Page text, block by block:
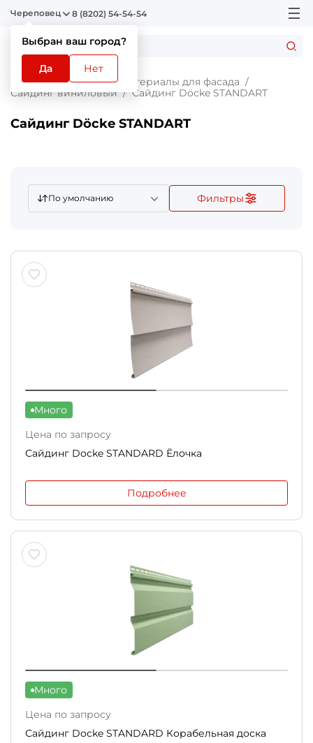
Череповец
Выбран ваш город?
Да Нет
8 (8202) 54-54-54
Главная Каталог
Материалы для фасада
Сайдинг виниловый
Сайдинг Döcke STANDART
Сайдинг Döcke STANDART
По умолчанию Фильтры
Много
Цена по запросу
Сайдинг Docke STANDARD Ёлочка
Подробнее
Много
Цена по запросу
Сайдинг Docke STANDARD Корабельная доска